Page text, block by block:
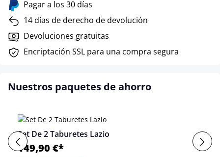
Pagar a los 30 días
14 días de derecho de devolución
Devoluciones gratuitas
Encriptación SSL para una compra segura
Nuestros paquetes de ahorro
Set De 2 Taburetes Lazio
149,90 €*